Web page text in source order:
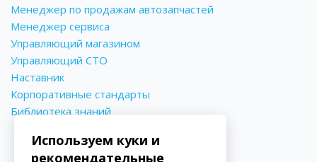
Менеджер по продажам автозапчастей
Менеджер сервиса
Управляющий магазином
Управляющий СТО
Наставник
Корпоративные стандарты
Библиотека знаний
Используем куки и
рекомендательные